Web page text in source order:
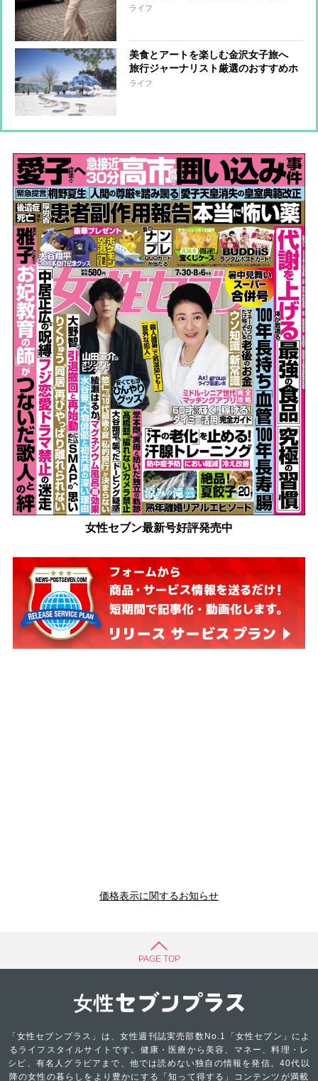
が解説
ライフ
美食とアートを楽しむ金沢女子旅へ
旅行ジャーナリスト厳選のおすすめホ
テル＆穴場スポット
ライフ
女性セブン最新号好評発売中
価格表示に関するお知らせ
PAGE TOP
「女性セブンプラス」は、女性週刊誌実売部数No.1「女性セブン」によ
るライフスタイルサイトです。健康・医療から美容、マネー、料理・レ
シピ、有名人グラビアまで、他では読めない独自の情報を発信。40代以
降の女性の暮らしをより豊かにする「知って得する」コンテンツが満載